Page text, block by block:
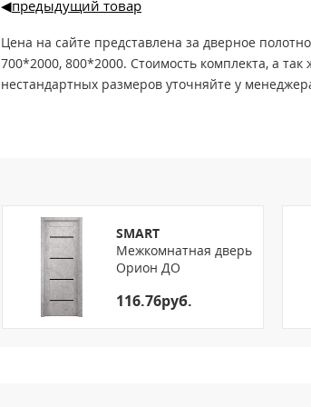
предыдущий товар
Цена на сайте представлена за дверное
700*2000, 800*2000. Стоимость комплекта, а так
нестандартных размеров уточняйте у
SMART
Межкомнатная дверь
Орион ДО
116.76руб.